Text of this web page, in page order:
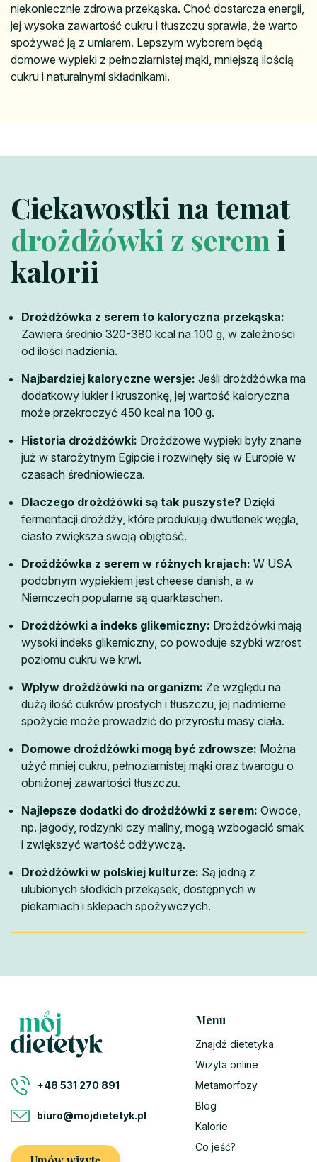
niekoniecznie zdrowa przekąska. Choć dostarcza energii,
jej wysoka zawartość cukru i tłuszczu sprawia, że warto
spożywać ją z umiarem. Lepszym wyborem będą
domowe wypieki z pełnoziarnistej mąki, mniejszą ilością
cukru i naturalnymi składnikami.
Ciekawostki na temat
drożdżówki z serem i
kalorii
Drożdżówka z serem to kaloryczna przekąska:
Zawiera średnio 320-380 kcal na 100 g, w zależności
od ilości nadzienia.
Najbardziej kaloryczne wersje: Jeśli drożdżówka ma
dodatkowy lukier i kruszonkę, jej wartość kaloryczna
może przekroczyć 450 kcal na 100 g.
Historia drożdżówki: Drożdżowe wypieki były znane
już w starożytnym Egipcie i rozwinęły się w Europie w
czasach średniowiecza.
Dlaczego drożdżówki są tak puszyste? Dzięki
fermentacji drożdży, które produkują dwutlenek węgla,
ciasto zwiększa swoją objętość.
Drożdżówka z serem w różnych krajach: W USA
podobnym wypiekiem jest cheese danish, a w
Niemczech popularne są quarktaschen.
Drożdżówki a indeks glikemiczny: Drożdżówki mają
wysoki indeks glikemiczny, co powoduje szybki wzrost
poziomu cukru we krwi.
Wpływ drożdżówki na organizm: Ze względu na
dużą ilość cukrów prostych i tłuszczu, jej nadmierne
spożycie może prowadzić do przyrostu masy ciała.
Domowe drożdżówki mogą być zdrowsze: Można
użyć mniej cukru, pełnoziarnistej mąki oraz twarogu o
obniżonej zawartości tłuszczu.
Najlepsze dodatki do drożdżówki z serem: Owoce,
np. jagody, rodzynki czy maliny, mogą wzbogacić smak
i zwiększyć wartość odżywczą.
Drożdżówki w polskiej kulturze: Są jedną z
ulubionych słodkich przekąsek, dostępnych w
piekarniach i sklepach spożywczych.
+48 531 270 891
biuro@mojdietetyk.pl
Menu
Znajdź dietetyka
Wizyta online
Metamorfozy
Blog
Kalorie
Co jeść?